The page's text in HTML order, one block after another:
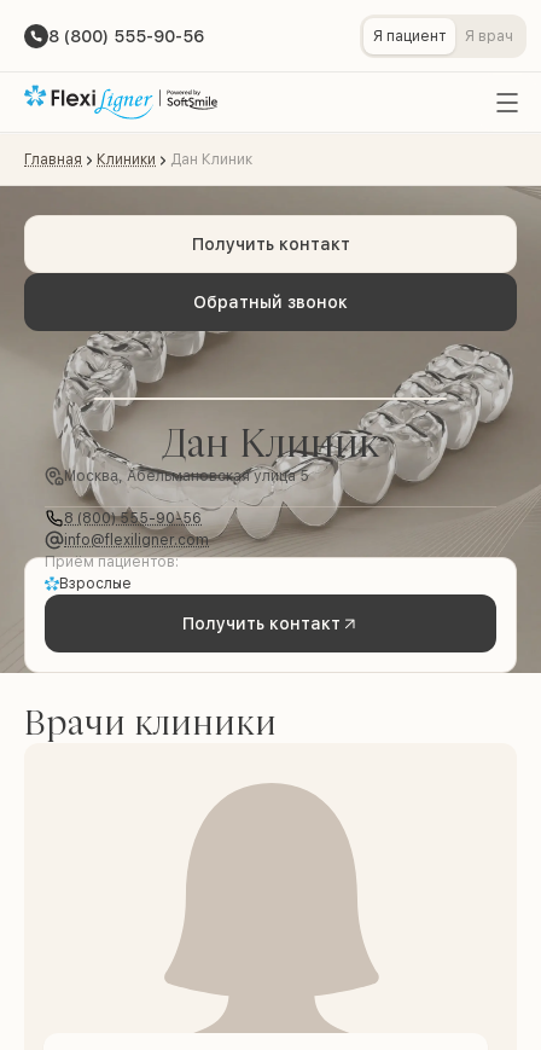
8 (800) 555-90-56 Я пациент Я врач
Главная Клиники Дан Клиник
Обратный звонок
Получить контакт
Дан Клиник
Москва, Абельмановская улица 5
8 (800) 555-90-56
info@flexiligner.com
Приём пациентов:
Взрослые
Получить контакт
Врачи клиники